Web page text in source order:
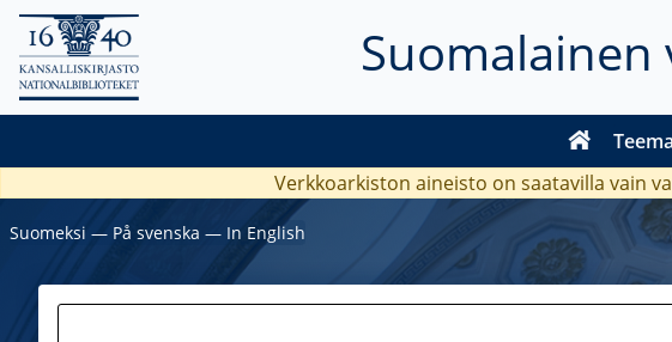
Suomalainen
Verkkoarkiston aineisto on saatavilla vain
Suomeksi ― På svenska ― In English